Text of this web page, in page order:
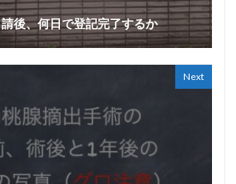
後、何日で登記完了するか
Next